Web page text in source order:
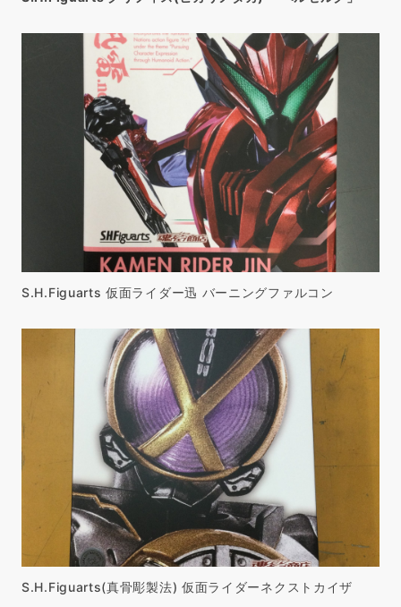
S.H.Figuarts 仮面ライダー迅 バーニングファルコン
S.H.Figuarts(真骨彫製法) 仮面ライダーネクストカイザ